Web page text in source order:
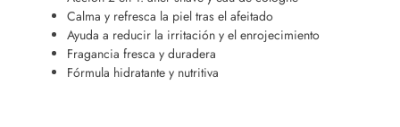
Calma y refresca la piel tras el afeitado
Ayuda a reducir la irritación y el enrojecimiento
Fragancia fresca y duradera
Fórmula hidratante y nutritiva